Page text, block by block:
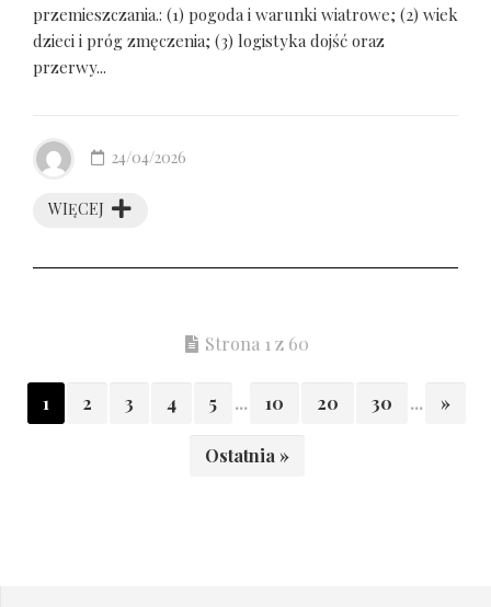
przemieszczania.: (1) pogoda i warunki wiatrowe; (2) wiek
dzieci i próg zmęczenia; (3) logistyka dojść oraz
przerwy...
WIĘCEJ
24/04/2026
Strona 1 z 60
1 2 3 4 5 ... 10 20 30 ... »
Ostatnia »